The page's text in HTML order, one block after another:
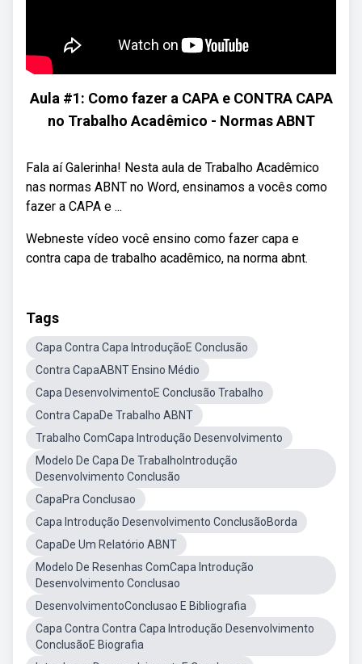
Aula #1: Como fazer a CAPA e CONTRA CAPA
no Trabalho Acadêmico - Normas ABNT
Fala aí Galerinha! Nesta aula de Trabalho Acadêmico
nas normas ABNT no Word, ensinamos a vocês como
fazer a CAPA e ...
Webneste vídeo você ensino como fazer capa e
contra capa de trabalho acadêmico, na norma abnt.
Tags
Capa Contra Capa IntroduçãoE Conclusão
Contra CapaABNT Ensino Médio
Capa DesenvolvimentoE Conclusão Trabalho
Contra CapaDe Trabalho ABNT
Trabalho ComCapa Introdução Desenvolvimento
Modelo De Capa De TrabalhoIntrodução
Desenvolvimento Conclusão
CapaPra Conclusao
Capa Introdução Desenvolvimento ConclusãoBorda
CapaDe Um Relatório ABNT
Modelo De Resenhas ComCapa Introdução
Desenvolvimento Conclusao
DesenvolvimentoConclusao E Bibliografia
Capa Contra Contra Capa Introdução Desenvolvimento
ConclusãoE Biografia